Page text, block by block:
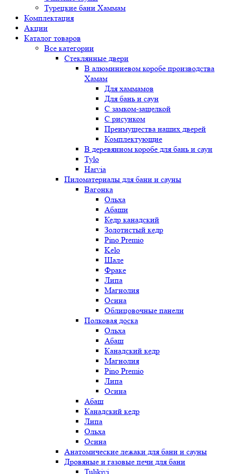
Турецкие бани Хаммам
Комплектация
Акции
Каталог товаров
Все категории
Стеклянные двери
В алюминиевом коробе производства
Хамам
Для хаммамов
Для бань и саун
С замком-защелкой
С рисунком
Преимущества наших дверей
Комплектующие
В деревянном коробе для бань и саун
Tylo
Harvia
Пиломатериалы для бани и сауны
Вагонка
Ольха
Абаши
Кедр канадский
Золотистый кедр
Pino Premio
Kelo
Шале
Фраке
Липа
Магнолия
Осина
Облицовочные панели
Полковая доска
Ольха
Абаш
Канадский кедр
Магнолия
Pino Premio
Липа
Осина
Абаш
Канадский кедр
Липа
Ольха
Осина
Анатомические лежаки для бани и сауны
Дровяные и газовые печи для бани
Tulikivi